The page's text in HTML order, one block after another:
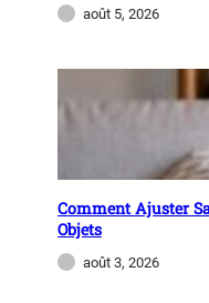
août 5, 2026
Comment Ajuster
Objets
août 3, 2026